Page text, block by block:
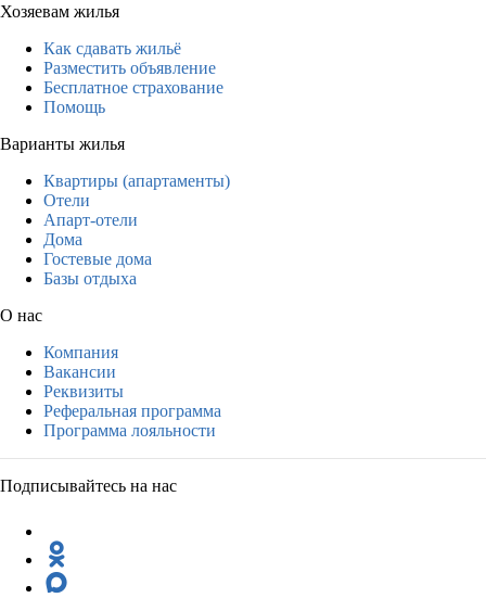
Хозяевам жилья
Как сдавать жильё
Разместить объявление
Бесплатное страхование
Помощь
Варианты жилья
Квартиры (апартаменты)
Отели
Апарт-отели
Дома
Гостевые дома
Базы отдыха
О нас
Компания
Вакансии
Реквизиты
Реферальная программа
Программа лояльности
Подписывайтесь на нас